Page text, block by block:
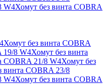
W4Хомут без винта COBRA
Хомут без винта COBRA
19/8 W4Хомут без винта
COBRA 21/8 W4Хомут без
винта COBRA 23/8
W4Хомут без винта COBRA